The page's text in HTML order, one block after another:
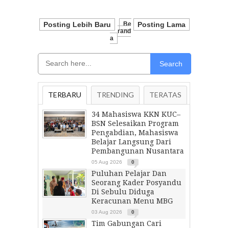
Posting Lebih Baru Posting Lama
Be
Rand
A
Search
TERBARU TRENDING TERATAS
34 Mahasiswa KKN KUC–
BSN Selesaikan Program
Pengabdian, Mahasiswa
Belajar Langsung Dari
Pembangunan Nusantara
05 Aug 2026 0
Puluhan Pelajar Dan
Seorang Kader Posyandu
Di Sebulu Diduga
Keracunan Menu MBG
03 Aug 2026 0
Tim Gabungan Cari